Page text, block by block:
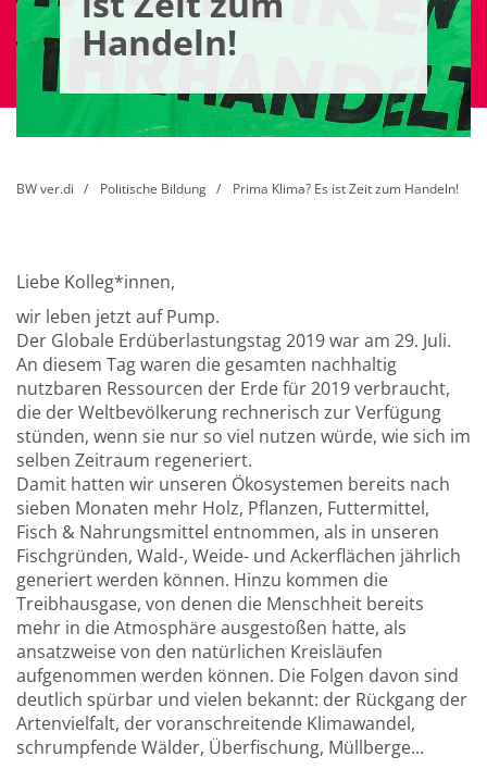
Handeln!
BW ver.di Politische Bildung Prima Klima? Es ist Zeit zum Handeln!
Liebe Kolleg*innen,
wir leben jetzt auf Pump.
Der Globale Erdüberlastungstag 2019 war am 29. Juli.
An diesem Tag waren die gesamten nachhaltig
nutzbaren Ressourcen der Erde für 2019 verbraucht,
die der Weltbevölkerung rechnerisch zur Verfügung
stünden, wenn sie nur so viel nutzen würde, wie sich im
selben Zeitraum regeneriert.
Damit hatten wir unseren Ökosystemen bereits nach
sieben Monaten mehr Holz, Pflanzen, Futtermittel,
Fisch & Nahrungsmittel entnommen, als in unseren
Fischgründen, Wald-, Weide- und Ackerflächen jährlich
generiert werden können. Hinzu kommen die
Treibhausgase, von denen die Menschheit bereits
mehr in die Atmosphäre ausgestoßen hatte, als
ansatzweise von den natürlichen Kreisläufen
aufgenommen werden können. Die Folgen davon sind
deutlich spürbar und vielen bekannt: der Rückgang der
Artenvielfalt, der voranschreitende Klimawandel,
schrumpfende Wälder, Überfischung, Müllberge...